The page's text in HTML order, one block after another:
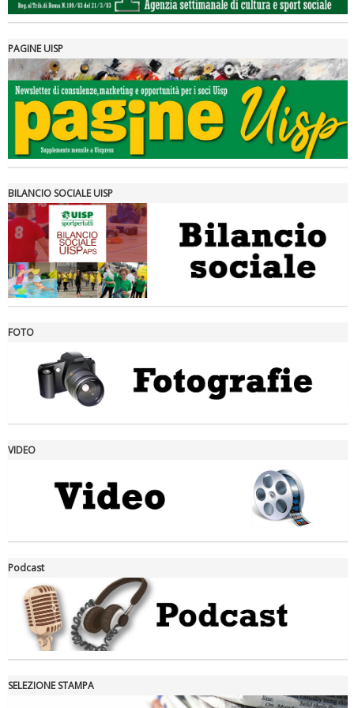
Tiziano Pesce a Radio InBlu2000 traccia il bilancio della stagione
Ddl Lobby, Uisp: “Il Parlamento valorizzi le nostre specificità"
PAGINE UISP
BILANCIO SOCIALE UISP
FOTO
VIDEO
Podcast
SELEZIONE STAMPA